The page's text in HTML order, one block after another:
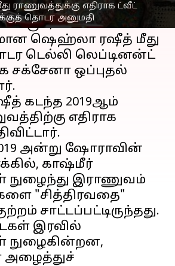
எதிராக ட்வீட்
தொடர அனுமதி
சங்கத்தின் முன்னாள்
AISA
ஷெஹ்லா ரஷீத் மீது
டெல்லி லெப்டினன்ட்
சக்சேனா ஒப்புதல்
கடந்த 2019ஆம்
எதிராக
அன்று ஷோராவின்
காஷ்மீர்
நுழைந்து இராணுவம்
"சித்திரவதை"
சாட்டப்பட்டிருந்தது.
இரவில்
நுழைகின்றன,
அழைத்துச்